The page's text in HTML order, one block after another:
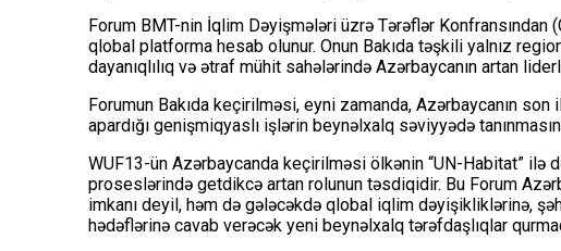
Forum BMT-nin İqlim Dəyişmələri üzrə Tərəflər
qlobal platforma hesab olunur. Onun Bakıda təşkili yalnız
dayanıqlılıq və ətraf mühit sahələrində Azərbaycanın artan
Forumun Bakıda keçirilməsi, eyni zamanda, Azərbaycanın
apardığı genişmiqyaslı işlərin beynəlxalq səviyyədə
WUF13-ün Azərbaycanda keçirilməsi ölkənin “UN-Habitat” ilə
proseslərində getdikcə artan rolunun təsdiqidir. Bu Forum
imkanı deyil, həm də gələcəkdə qlobal iqlim dəyişikliklərinə,
hədəflərinə cavab verəcək yeni beynəlxalq tərəfdaşlıqlar